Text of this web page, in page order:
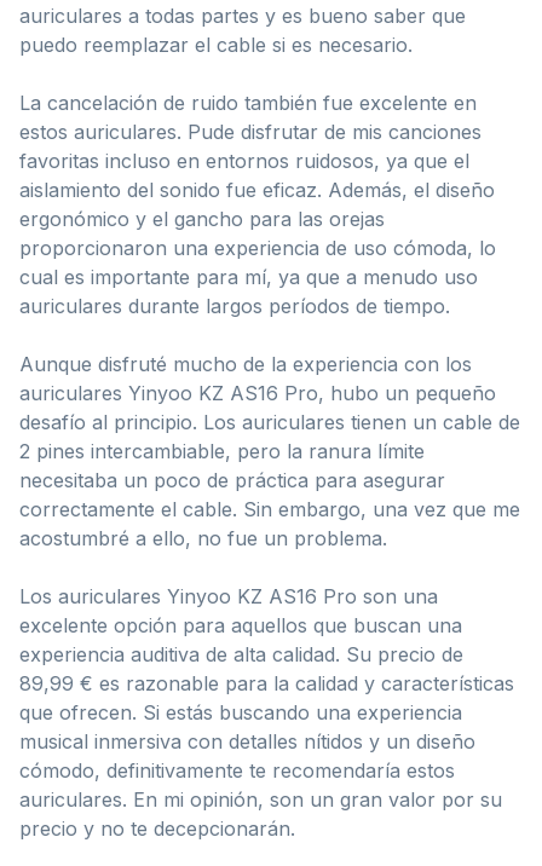
auriculares a todas partes y es bueno saber que
puedo reemplazar el cable si es necesario.
La cancelación de ruido también fue excelente en
estos auriculares. Pude disfrutar de mis canciones
favoritas incluso en entornos ruidosos, ya que el
aislamiento del sonido fue eficaz. Además, el diseño
ergonómico y el gancho para las orejas
proporcionaron una experiencia de uso cómoda, lo
cual es importante para mí, ya que a menudo uso
auriculares durante largos períodos de tiempo.
Aunque disfruté mucho de la experiencia con los
auriculares Yinyoo KZ AS16 Pro, hubo un pequeño
desafío al principio. Los auriculares tienen un cable de
2 pines intercambiable, pero la ranura límite
necesitaba un poco de práctica para asegurar
correctamente el cable. Sin embargo, una vez que me
acostumbré a ello, no fue un problema.
Los auriculares Yinyoo KZ AS16 Pro son una
excelente opción para aquellos que buscan una
experiencia auditiva de alta calidad. Su precio de
89,99 € es razonable para la calidad y características
que ofrecen. Si estás buscando una experiencia
musical inmersiva con detalles nítidos y un diseño
cómodo, definitivamente te recomendaría estos
auriculares. En mi opinión, son un gran valor por su
precio y no te decepcionarán.